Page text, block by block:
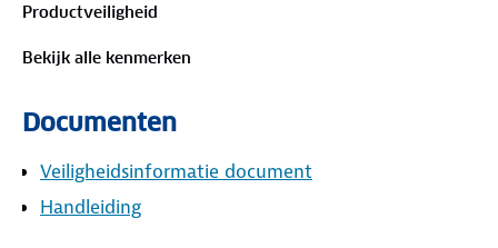
Productveiligheid
Bekijk alle kenmerken
Documenten
Veiligheidsinformatie document
Handleiding